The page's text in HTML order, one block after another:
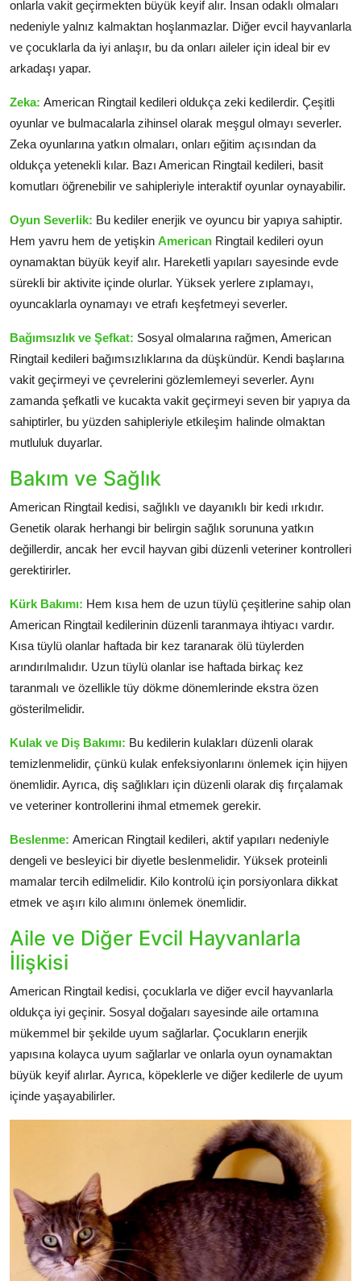
onlarla vakit geçirmekten büyük keyif alır. İnsan odaklı olmaları
nedeniyle yalnız kalmaktan hoşlanmazlar. Diğer evcil hayvanlarla
ve çocuklarla da iyi anlaşır, bu da onları aileler için ideal bir ev
arkadaşı yapar.
Zeka: American Ringtail kedileri oldukça zeki kedilerdir. Çeşitli
oyunlar ve bulmacalarla zihinsel olarak meşgul olmayı severler.
Zeka oyunlarına yatkın olmaları, onları eğitim açısından da
oldukça yetenekli kılar. Bazı American Ringtail kedileri, basit
komutları öğrenebilir ve sahipleriyle interaktif oyunlar oynayabilir.
Oyun Severlik: Bu kediler enerjik ve oyuncu bir yapıya sahiptir.
Hem yavru hem de yetişkin American Ringtail kedileri oyun
oynamaktan büyük keyif alır. Hareketli yapıları sayesinde evde
sürekli bir aktivite içinde olurlar. Yüksek yerlere zıplamayı,
oyuncaklarla oynamayı ve etrafı keşfetmeyi severler.
Bağımsızlık ve Şefkat: Sosyal olmalarına rağmen, American
Ringtail kedileri bağımsızlıklarına da düşkündür. Kendi başlarına
vakit geçirmeyi ve çevrelerini gözlemlemeyi severler. Aynı
zamanda şefkatli ve kucakta vakit geçirmeyi seven bir yapıya da
sahiptirler, bu yüzden sahipleriyle etkileşim halinde olmaktan
mutluluk duyarlar.
Bakım ve Sağlık
American Ringtail kedisi, sağlıklı ve dayanıklı bir kedi ırkıdır.
Genetik olarak herhangi bir belirgin sağlık sorununa yatkın
değillerdir, ancak her evcil hayvan gibi düzenli veteriner kontrolleri
gerektirirler.
Kürk Bakımı: Hem kısa hem de uzun tüylü çeşitlerine sahip olan
American Ringtail kedilerinin düzenli taranmaya ihtiyacı vardır.
Kısa tüylü olanlar haftada bir kez taranarak ölü tüylerden
arındırılmalıdır. Uzun tüylü olanlar ise haftada birkaç kez
taranmalı ve özellikle tüy dökme dönemlerinde ekstra özen
gösterilmelidir.
Kulak ve Diş Bakımı: Bu kedilerin kulakları düzenli olarak
temizlenmelidir, çünkü kulak enfeksiyonlarını önlemek için hijyen
önemlidir. Ayrıca, diş sağlıkları için düzenli olarak diş fırçalamak
ve veteriner kontrollerini ihmal etmemek gerekir.
Beslenme: American Ringtail kedileri, aktif yapıları nedeniyle
dengeli ve besleyici bir diyetle beslenmelidir. Yüksek proteinli
mamalar tercih edilmelidir. Kilo kontrolü için porsiyonlara dikkat
etmek ve aşırı kilo alımını önlemek önemlidir.
Aile ve Diğer Evcil Hayvanlarla
İlişkisi
American Ringtail kedisi, çocuklarla ve diğer evcil hayvanlarla
oldukça iyi geçinir. Sosyal doğaları sayesinde aile ortamına
mükemmel bir şekilde uyum sağlarlar. Çocukların enerjik
yapısına kolayca uyum sağlarlar ve onlarla oyun oynamaktan
büyük keyif alırlar. Ayrıca, köpeklerle ve diğer kedilerle de uyum
içinde yaşayabilirler.